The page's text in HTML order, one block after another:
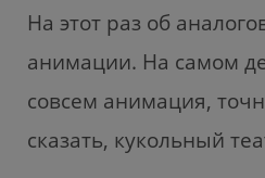
На этот раз об
анимации. На самом
совсем анимация,
сказать, кукольный